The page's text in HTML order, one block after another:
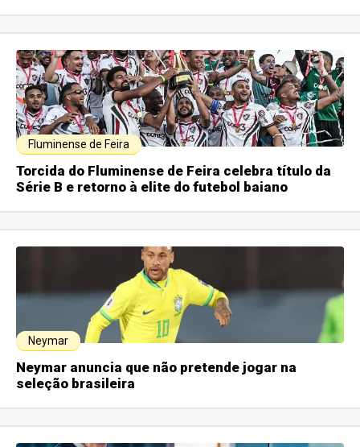
Fluminense de Feira
Torcida do Fluminense de Feira celebra título da
Série B e retorno à elite do futebol baiano
Neymar
Neymar anuncia que não pretende jogar na
seleção brasileira